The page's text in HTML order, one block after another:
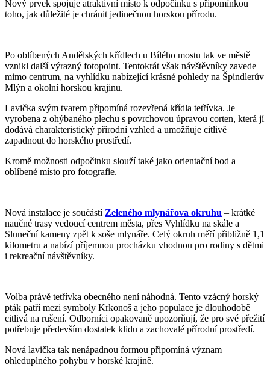
Nový prvek spojuje atraktivní místo k odpočinku s připomínkou
toho, jak důležité je chránit jedinečnou horskou přírodu.
Po oblíbených Andělských křídlech u Bílého mostu tak ve městě
vznikl další výrazný fotopoint. Tentokrát však návštěvníky zavede
mimo centrum, na vyhlídku nabízející krásné pohledy na Špindlerův
Mlýn a okolní horskou krajinu.
Lavička svým tvarem připomíná rozevřená křídla tetřívka. Je
vyrobena z ohýbaného plechu s povrchovou úpravou corten, která jí
dodává charakteristický přírodní vzhled a umožňuje citlivě
zapadnout do horského prostředí.
Kromě možnosti odpočinku slouží také jako orientační bod a
oblíbené místo pro fotografie.
Nová instalace je součástí Zeleného mlynářova okruhu – krátké
naučné trasy vedoucí centrem města, přes Vyhlídku na skále a
Sluneční kameny zpět k soše mlynáře. Celý okruh měří přibližně 1,1
kilometru a nabízí příjemnou procházku vhodnou pro rodiny s dětmi
i rekreační návštěvníky.
Volba právě tetřívka obecného není náhodná. Tento vzácný horský
pták patří mezi symboly Krkonoš a jeho populace je dlouhodobě
citlivá na rušení. Odborníci opakovaně upozorňují, že pro své přežití
potřebuje především dostatek klidu a zachovalé přírodní prostředí.
Nová lavička tak nenápadnou formou připomíná význam
ohleduplného pohybu v horské krajině.